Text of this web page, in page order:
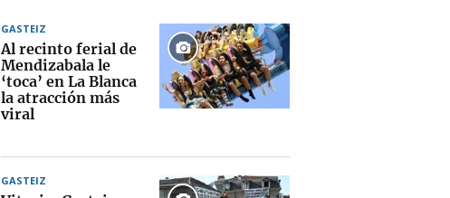
GASTEIZ
Al recinto ferial de
Mendizabala le
‘toca’ en La Blanca
la atracción más
viral
GASTEIZ